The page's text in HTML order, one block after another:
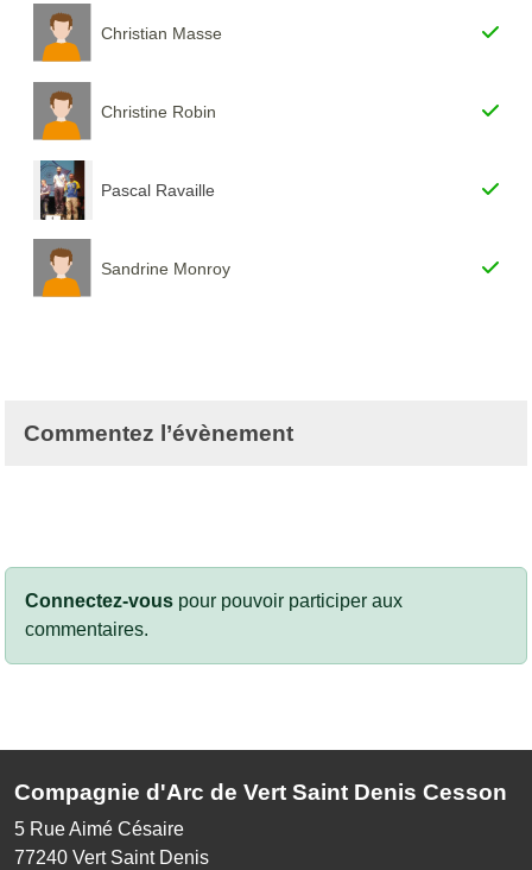
Christian Masse
Christine Robin
Pascal Ravaille
Sandrine Monroy
Commentez l’évènement
Connectez-vous pour pouvoir participer aux
commentaires.
Compagnie d'Arc de Vert Saint Denis Cesson
5 Rue Aimé Césaire
77240 Vert Saint Denis